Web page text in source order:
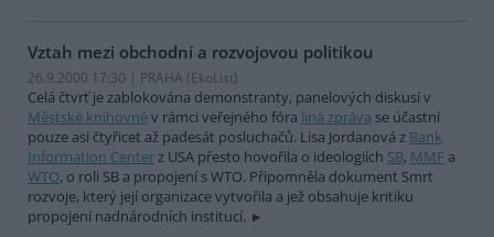
Vztah mezi obchodní a rozvojovou politikou
26.9.2000 17:30 | PRAHA (EkoList)
Celá čtvrť je zablokována demonstranty, panelových diskusí v
Městské knihovněv rámci veřejného fóra Jiná zpráva se účastní
pouze asi čtyřicet až padesát posluchačů. Lisa Jordanová z Bank
Information Centerz USA přesto hovořila o ideologiích SB, MMF a
WTO, o roli SB a propojení s WTO. Připomněla dokument Smrt
rozvoje, který její organizace vytvořila a jež obsahuje kritiku
propojení nadnárodních institucí.